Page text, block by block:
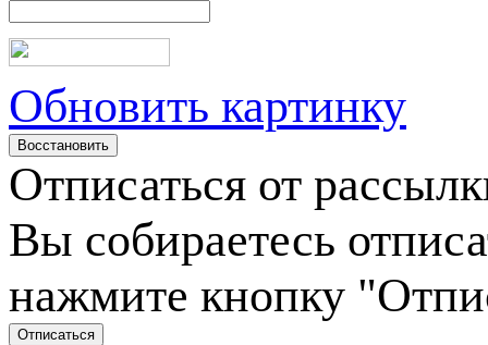
Обновить картинку
Отписаться от
Вы собираетесь
нажмите кнопку